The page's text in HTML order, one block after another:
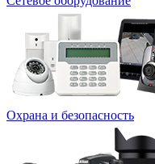
Охрана и безопасность